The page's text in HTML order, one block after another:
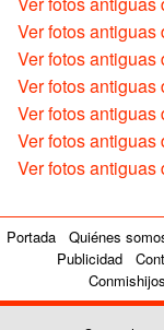
Ver fotos antiguas
Ver fotos antiguas
Ver fotos antiguas
Ver fotos antiguas
Ver fotos antiguas
Ver fotos antiguas
Portada Quiénes
Publicidad